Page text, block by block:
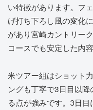
い特徴があります。フ
げ打ち下ろし風の変化
があり宮崎カントリー
コースでも安定した内
米ツアー組はショット
ングも丁寧で3日目以
る点が強みです。3日